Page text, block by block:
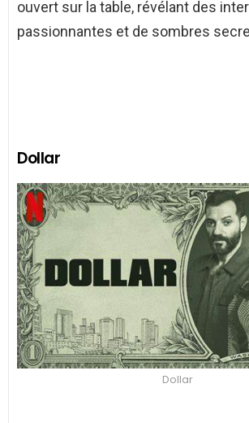
ouvert sur la table, révélant des
passionnantes et de sombres
Dollar
Dollar